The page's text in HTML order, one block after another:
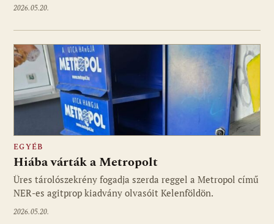
2026.05.20.
EGYÉB
Hiába várták a Metropolt
Üres tárolószekrény fogadja szerda reggel a Metropol című
NER-es agitprop kiadvány olvasóit Kelenföldön.
2026.05.20.